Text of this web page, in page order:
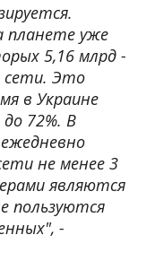
планете уже
5,16 млрд -
сети. Это
в Украине
72%. В
не менее 3
являются
пользуются
-